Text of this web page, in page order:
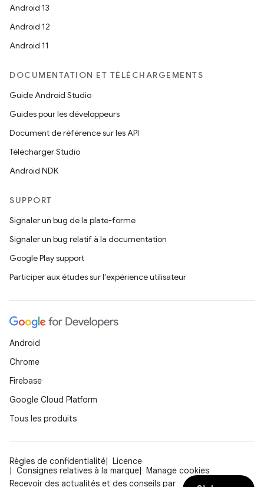
Android 13
Android 12
Android 11
DOCUMENTATION ET TÉLÉCHARGEMENTS
Guide Android Studio
Guides pour les développeurs
Document de référence sur les API
Télécharger Studio
Android NDK
SUPPORT
Signaler un bug de la plate-forme
Signaler un bug relatif à la documentation
Google Play support
Participer aux études sur l'expérience utilisateur
Android
Chrome
Firebase
Google Cloud Platform
Tous les produits
Règles de confidentialité
Licence
Consignes relatives à la marque
Manage cookies
Recevoir des actualités et des conseils par